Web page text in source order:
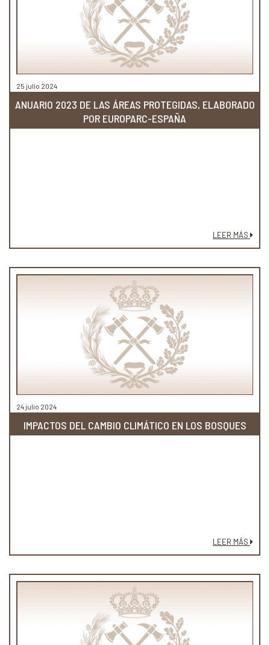
25 julio 2024
ANUARIO 2023 DE LAS ÁREAS PROTEGIDAS, ELABORADO
POR EUROPARC-ESPAÑA
LEER MÁS
24 julio 2024
IMPACTOS DEL CAMBIO CLIMÁTICO EN LOS BOSQUES
LEER MÁS